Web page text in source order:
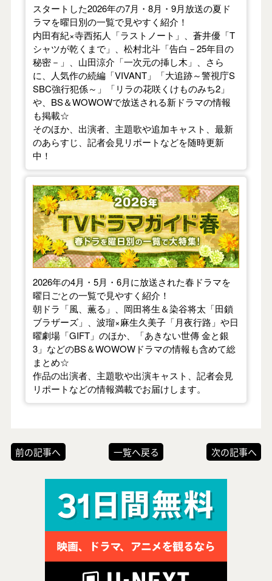
スタートした2026年の7月・8月・9月放送の夏ド
ラマを曜日別の一覧で見やすく紹介！
内田有紀×寺西拓人「ラストノート」、蒼井優「T
シャツが乾くまで」、松村北斗「告白－25年目の
秘密－」、山田涼介「一次元の挿し木」、さら
に、人気作の続編「VIVANT」「大追跡～警視庁S
SBC強行犯係～」「リラの花咲くけものみち2」
や、BS＆WOWOWで放送される新ドラマの情報
も掲載☆
そのほか、出演者、主題歌や追加キャスト、最新
のあらすじ、記者会見リポートなどを随時更新
中！
【2026年春】TVドラマガイド
2026年の4月・5月・6月に放送された春ドラマを
曜日ごとの一覧で見やすく紹介！
朝ドラ「風、薫る」、岡田将生＆染谷将太「田鎖
ブラザーズ」、波瑠×麻生久美子「月夜行路」や日
曜劇場「GIFT」のほか、「あきない世傳 金と銀
3」などのBS＆WOWOWドラマの情報も含めて総
まとめ☆
作品の出演者、主題歌や出演キャスト、記者会見
リポートなどの情報満載でお届けします。
前の記事へ 一覧へ戻る 次の記事へ